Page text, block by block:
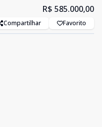
R$ 585.000,00
Compartilhar Favorito